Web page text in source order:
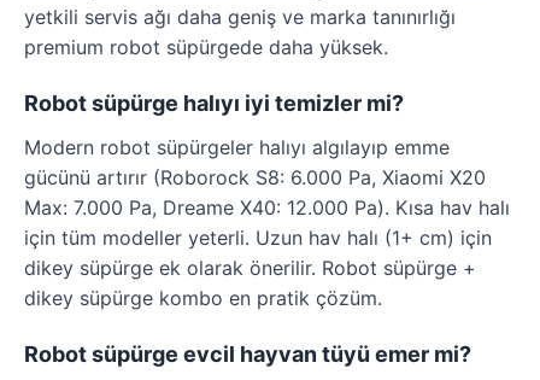
yetkili servis ağı daha geniş ve marka tanınırlığı
premium robot süpürgede daha yüksek.
Robot süpürge halıyı iyi temizler mi?
Modern robot süpürgeler halıyı algılayıp emme
gücünü artırır (Roborock S8: 6.000 Pa, Xiaomi X20
Max: 7.000 Pa, Dreame X40: 12.000 Pa). Kısa hav halı
için tüm modeller yeterli. Uzun hav halı (1+ cm) için
dikey süpürge ek olarak önerilir. Robot süpürge +
dikey süpürge kombo en pratik çözüm.
Robot süpürge evcil hayvan tüyü emer mi?